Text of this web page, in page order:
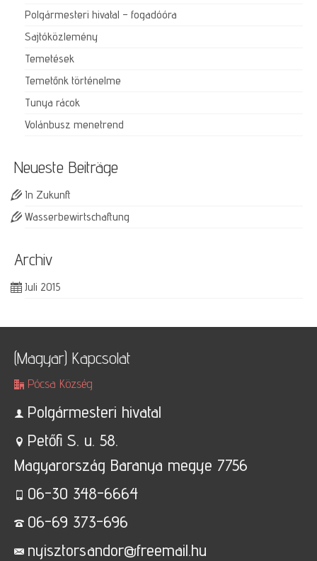
Polgármesteri hivatal – fogadóóra
Sajtóközlemény
Temetések
Temetőnk történelme
Tunya rácok
Volánbusz menetrend
Neueste Beiträge
In Zukunft
Wasserbewirtschaftung
Archiv
Juli 2015
(Magyar) Kapcsolat
Pócsa Község
Polgármesteri hivatal
Petőfi S. u. 58.
Magyarország Baranya megye 7756
06-30 348-6664
06-69 373-696
nyisztorsandor@freemail.hu